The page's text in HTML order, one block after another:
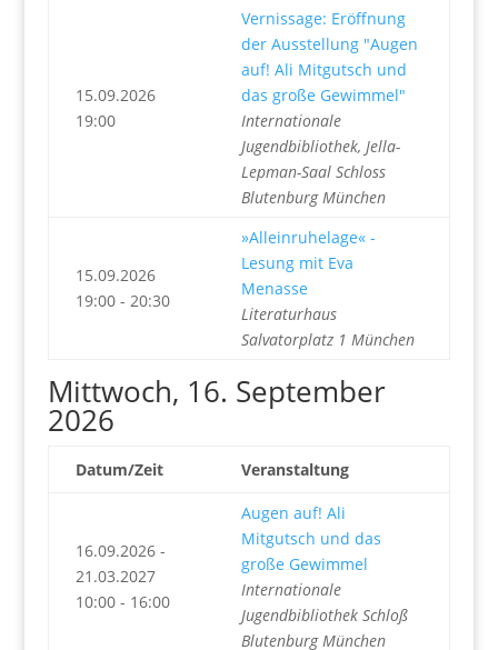
15.09.2026
19:00
Vernissage: Eröffnung
der Ausstellung "Augen
auf! Ali Mitgutsch und
das große Gewimmel"
Internationale
Jugendbibliothek, Jella-
Lepman-Saal Schloss
Blutenburg München
15.09.2026
19:00 - 20:30
»Alleinruhelage« -
Lesung mit Eva
Menasse
Literaturhaus
Salvatorplatz 1 München
Mittwoch, 16. September
2026
Datum/Zeit Veranstaltung
16.09.2026 -
21.03.2027
10:00 - 16:00
Augen auf! Ali
Mitgutsch und das
große Gewimmel
Internationale
Jugendbibliothek Schloß
Blutenburg München